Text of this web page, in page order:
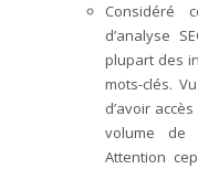
Considéré
d’analyse
plupart des
mots-clés.
d’avoir
volume de
Attention